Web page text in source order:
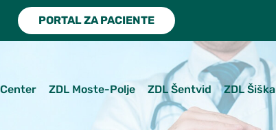
PORTAL ZA PACIENTE
ZDL Moste-Polje ZDL Šentvid ZDL Šiška